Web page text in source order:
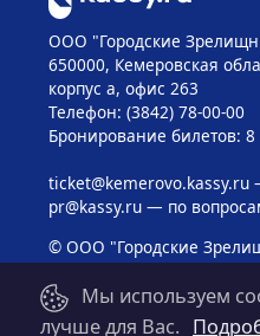
ООО "Городские
650000, Кемеровская
корпус а, офис 263
Телефон: (3842) 78-00-00
Бронирование билетов: 8
ticket@kemerovo.kassy.ru
pr@kassy.ru— по
© ООО "Городские
Мы используем
лучше для Вас.